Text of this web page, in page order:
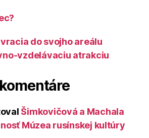
do svojho areálu
vzdelávaciu atrakciu
Šimkovičová a Machala
Múzea rusínskej kultúry